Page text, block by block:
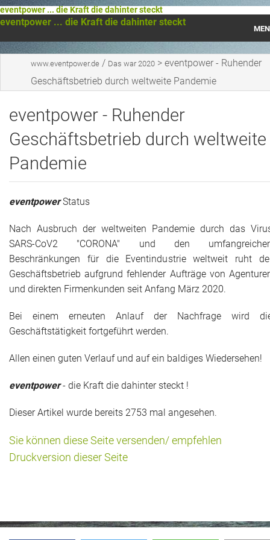
eventpower ... die Kraft die dahinter steckt
eventpower ... die Kraft die dahinter steckt
Startseite
Das war 2023
Das war 2021
Das war 2020
Das war 2019
Das war 2018
Das war 2017
Das war 2016
Das war 2015
Das war 2014
Das war 2012
Das war 2009
Projekte + Kunden
www.eventpower.de / Das war 2020 > eventpower - Ruhender
Geschäftsbetrieb durch weltweite Pandemie
eventpower - Ruhender
Geschäftsbetrieb durch weltweite
Pandemie
eventpowerStatus
Nach Ausbruch der weltweiten Pandemie durch das
SARS-CoV2 "CORONA" und den
Beschränkungen für die Eventindustrie weltweit ruht
Geschäftsbetrieb aufgrund fehlender Aufträge von
und direkten Firmenkunden seit Anfang März 2020.
Bei einem erneuten Anlauf der Nachfrage wird
Geschäftstätigkeit fortgeführt werden.
Allen einen guten Verlauf und auf ein baldiges Wiedersehen!
eventpower - die Kraft die dahinter steckt !
Dieser Artikel wurde bereits 2753 mal angesehen.
Sie können diese Seite versenden/ empfehlen
Druckversion dieser Seite